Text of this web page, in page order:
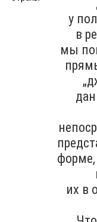
у
в
мы
форме,
их в